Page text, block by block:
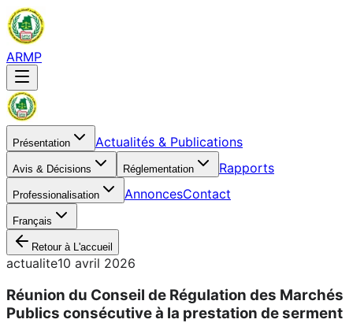
ARMP
Présentation Actualités & Publications
Avis & Décisions Réglementation Rapports
Professionalisation AnnoncesContact
Français
Retour à L'accueil
actualite10 avril 2026
Réunion du Conseil de Régulation des Marchés
Publics consécutive à la prestation de serment